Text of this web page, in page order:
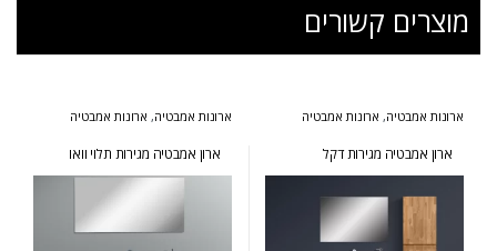
מוצרים קשורים
ארונות אמבטיה, ארונות אמבטיה
ארונות אמבטיה מרחפים
ארון אמבטיה מגירות דקל
ארונות אמבטיה, ארונות אמבטיה
ארונות אמבטיה מרחפים
ארון אמבטיה מגירות תלוי וואו